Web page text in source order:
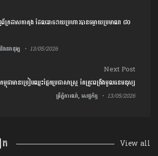
ក្រដាសកាតុង ដែលអាចវាយប្រហារបានចម្ងាយប្រមាណ ៨០
នវានុវត្ត 13/05/2026
Next Post
កម្ពុជាមានប្រៀបឈ្នះផ្នែកប្រជាសាស្ត្រ តែត្រូវពង្រឹងមូលធនមនុស្ស
ព្រឹត្តិការណ៍, សេដ្ឋកិច្ច 13/05/2026
View all